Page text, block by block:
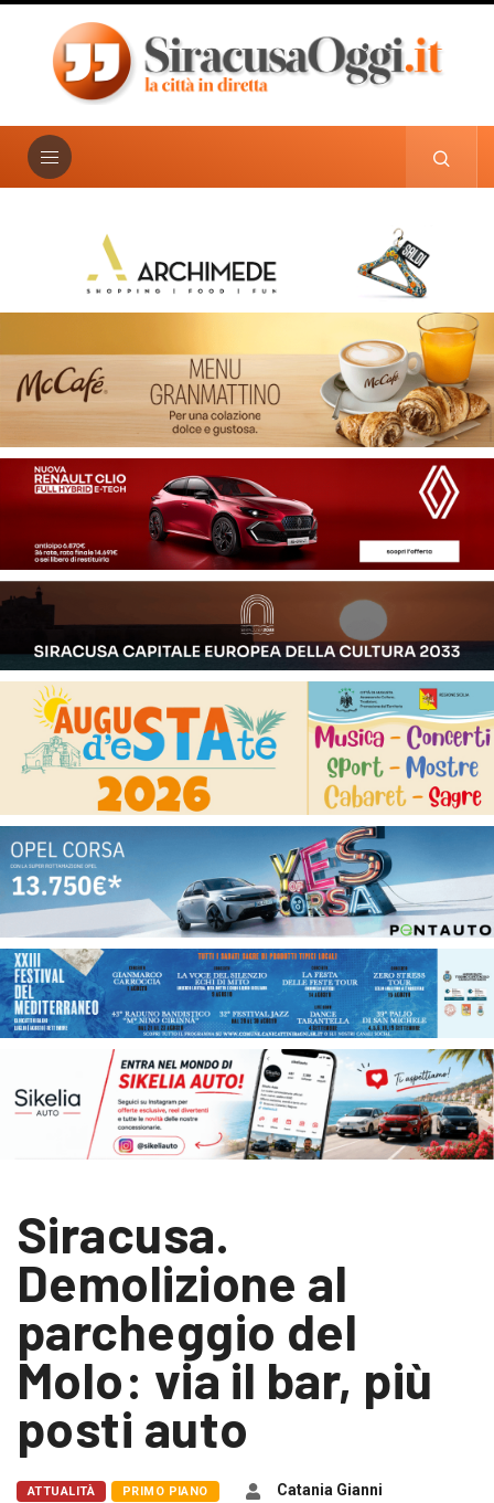
Siracusa.
Demolizione al
parcheggio del
Molo: via il bar, più
posti auto
ATTUALITÀ PRIMO PIANO
Catania Gianni